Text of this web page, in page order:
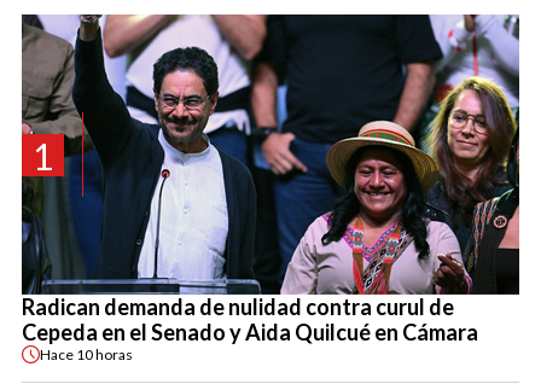
1
Radican demanda de nulidad contra curul de
Cepeda en el Senado y Aida Quilcué en Cámara
Hace 10 horas